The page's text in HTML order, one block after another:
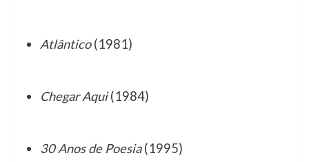
Atlântico(1981)
Chegar Aqui(1984)
30 Anos de Poesia(1995)